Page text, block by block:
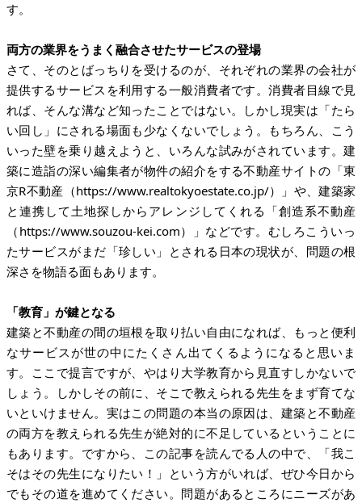
す。
両方の業界をうまく融合させたサービスの登場
さて、そのとばっちりを受けるのが、それぞれの業界の会社が
提供するサービスを利用する一般消費者です。消費者目線で見
れば、そんな溝など知ったことではない。しかし現実は「たら
い回し」にされる場面も少なくないでしょう。もちろん、こう
いった壁を乗り越えようと、いろんな試みがされています。建
築に造詣の深い編集者が物件の紹介をする不動産サイトの「東
京R不動産（https://www.realtokyoestate.co.jp/）」や、建築家
と連携して土地探しからアレンジしてくれる「創造系不動産
（ https://www.souzou-kei.com）」などです。むしろこういっ
たサービスがまだ「珍しい」とされる日本の現状が、問題の根
深さを物語る面もあります。
「教育」が鍵となる
建築と不動産の間の垣根を取り払い自由になれば、もっと便利
なサービスが世の中にたくさん出てくるようになると思いま
す。ここで提言ですが、やはり大学教育から見直すしかないで
しょう。しかしその前に、そこで教えられる先生をまず育てな
いといけません。実はこの問題の本当の原因は、建築と不動産
の両方を教えられる先生が絶対的に不足しているということに
もあります。ですから、この記事を読んでる人の中で、「我こ
そはその先生になりたい！」という方がいれば、ぜひ今日から
でもその道を進めてください。問題があるところにニーズがあ